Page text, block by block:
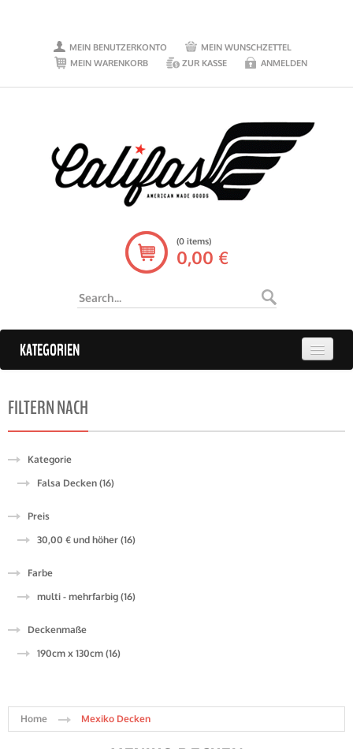
MEIN BENUTZERKONTO
MEIN WUNSCHZETTEL
MEIN WARENKORB
ZUR KASSE ANMELDEN
(0 items)
0,00 €
KATEGORIEN
FILTERN NACH
Kategorie
Falsa Decken (16)
Preis
30,00 € und höher (16)
Farbe
multi - mehrfarbig (16)
Deckenmaße
190cm x 130cm (16)
Home Mexiko Decken